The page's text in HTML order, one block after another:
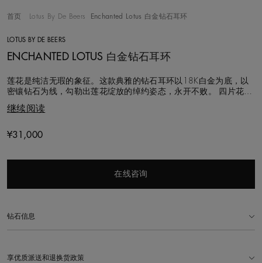
首页 Lotus By De Beers Enchanted Lotus 白金钻石耳环
LOTUS BY DE BEERS
ENCHANTED LOTUS 白金钻石耳环
莲花是纯洁无瑕的象征。这款典雅的钻石耳环以18K白金为底，以
密镶钻石为线，勾勒出莲花绽放的绰约姿态，永开不败。 四片花瓣
之感。典雅的花朵排列高和宽均为8.0毫米，垂坠于密镶钻石的圈式
购规程、手工甄选。这
继续阅读
Original price
¥31,000
在线咨询
钻石信息
享优质派送和退换货政策